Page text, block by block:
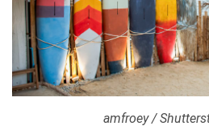
amfroey /